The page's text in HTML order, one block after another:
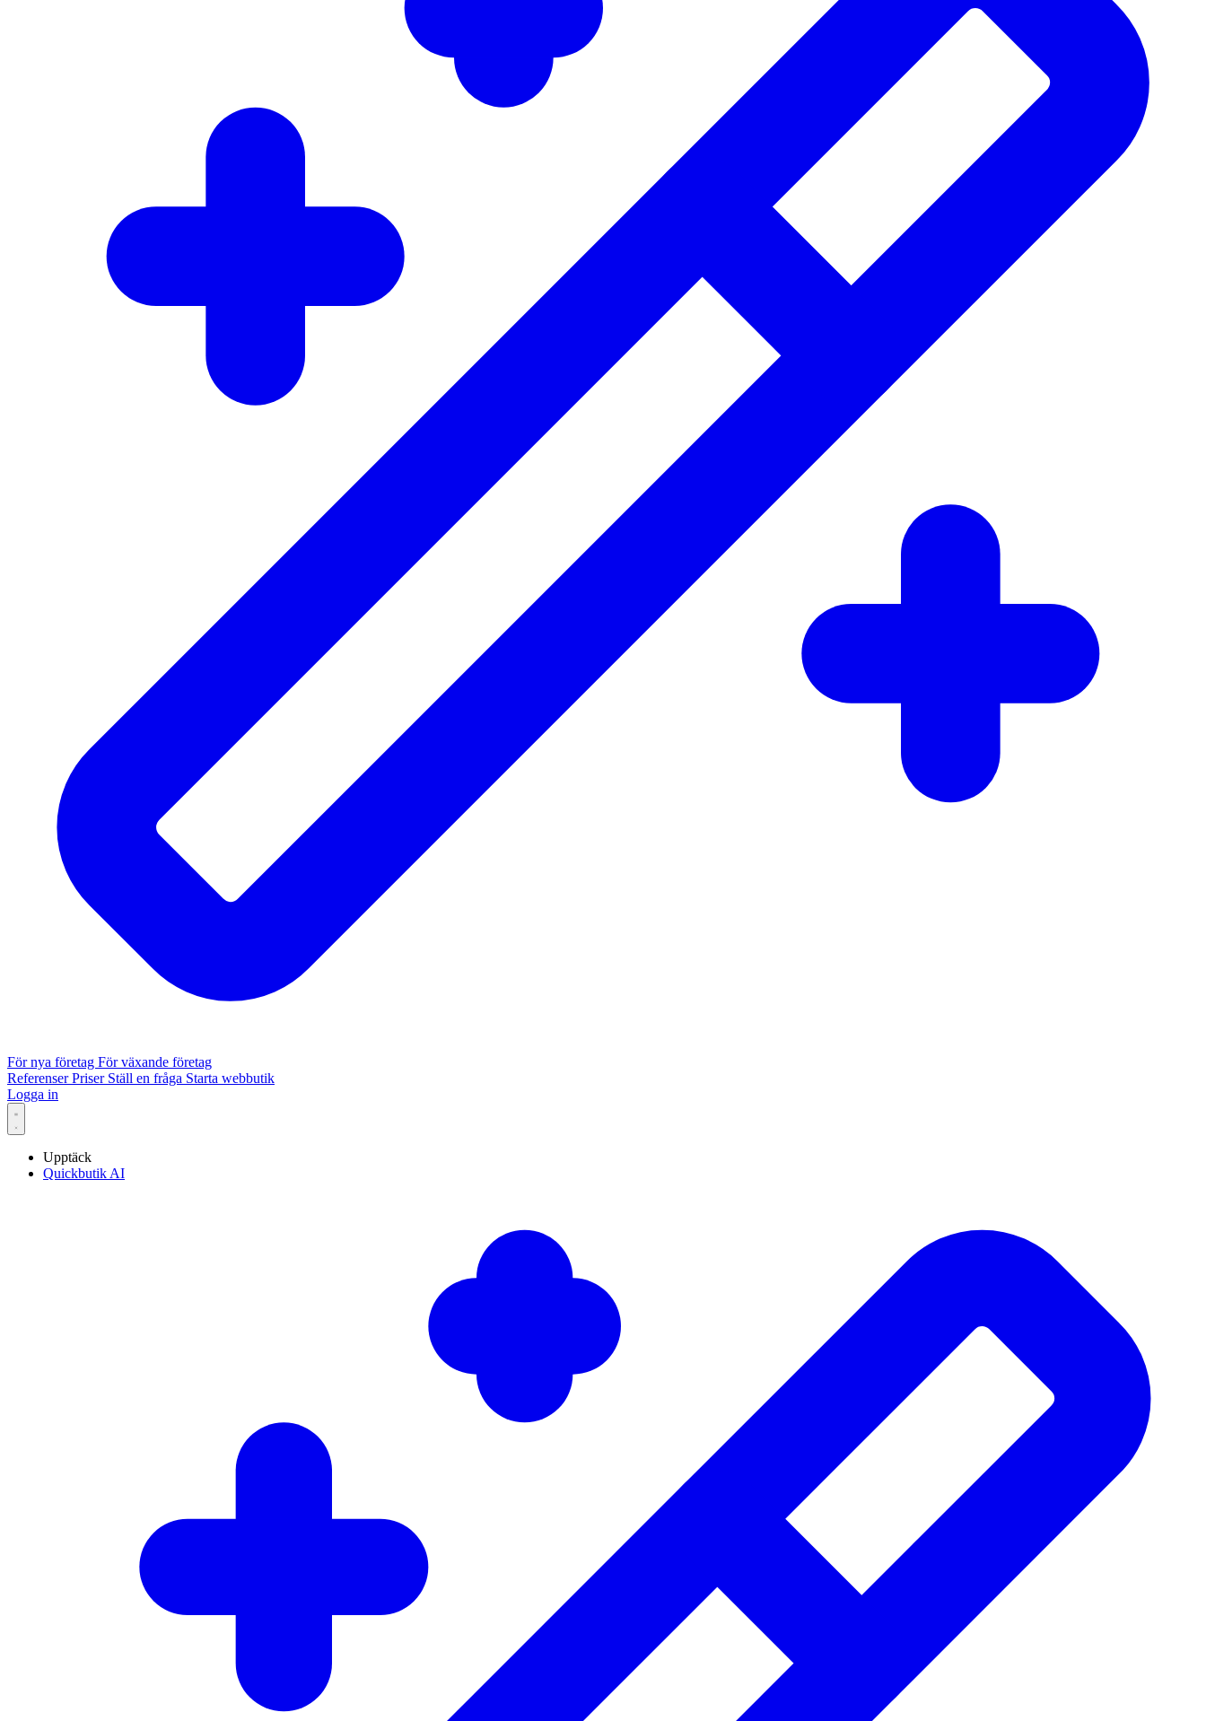
För nya företag För växande företag
ReferenserPriser Ställ en fråga Starta webbutik
Logga in
Upptäck
Quickbutik AI